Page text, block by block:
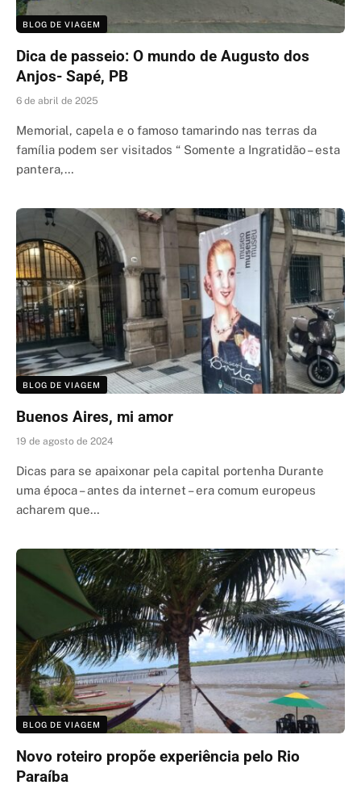
BLOG DE VIAGEM
Dica de passeio: O mundo de Augusto dos
Anjos- Sapé, PB
6 de abril de 2025
Memorial, capela e o famoso tamarindo nas terras da
família podem ser visitados “ Somente a Ingratidão – esta
pantera,…
BLOG DE VIAGEM
Buenos Aires, mi amor
19 de agosto de 2024
Dicas para se apaixonar pela capital portenha Durante
uma época – antes da internet – era comum europeus
acharem que…
BLOG DE VIAGEM
Novo roteiro propõe experiência pelo Rio
Paraíba